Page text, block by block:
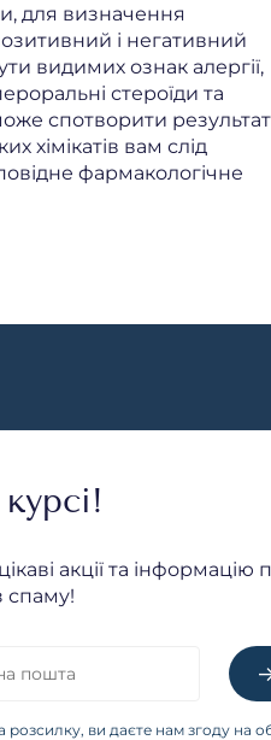
для визначення
і негативний
видимих ​​ознак алергії,
стероїди та
спотворити
хімікатів вам слід
фармакологічне
акції та інформацію
спаму!
розсилку, ви даєте нам згоду на